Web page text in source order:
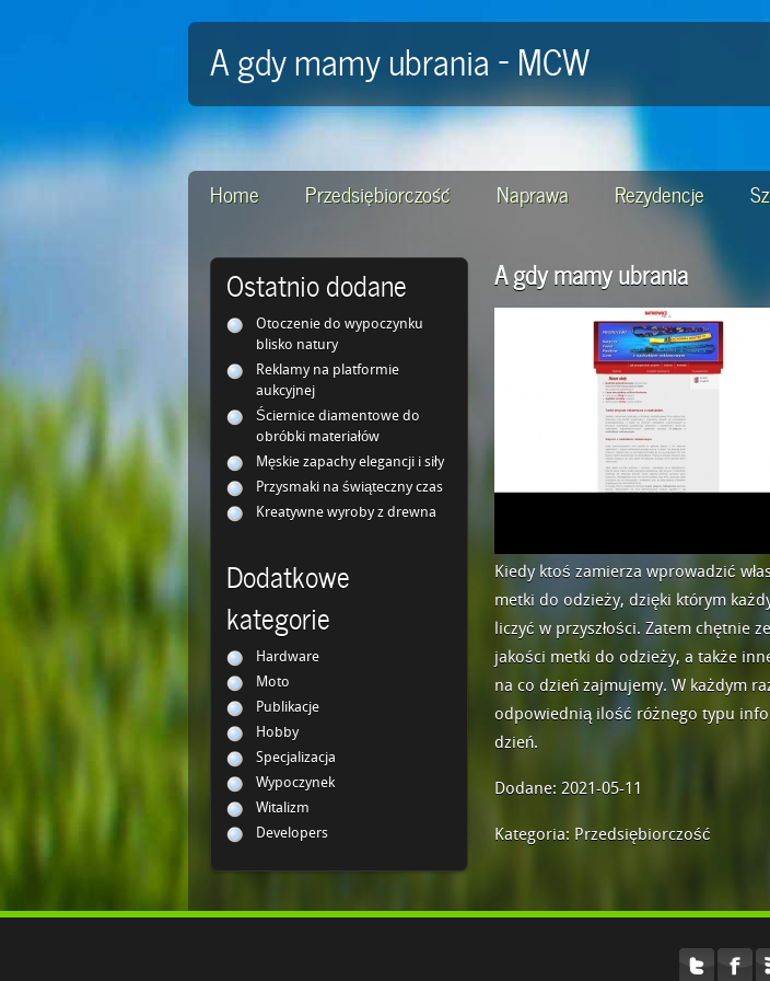
A gdy mamy ubrania - MCW
Home Przedsiębiorczość Naprawa Rezydencje
Ostatnio dodane
Otoczenie do wypoczynku
blisko natury
Reklamy na platformie
aukcyjnej
Ściernice diamentowe do
obróbki materiałów
Męskie zapachy elegancji i siły
Przysmaki na świąteczny czas
Kreatywne wyroby z drewna
Dodatkowe
kategorie
Hardware
Moto
Publikacje
Hobby
Specjalizacja
Wypoczynek
Witalizm
Developers
A gdy mamy ubrania
Kiedy ktoś zamierza wprowadzić
metki do odzieży, dzięki którym
liczyć w przyszłości. Zatem chętnie
jakości metki do odzieży, a także
na co dzień zajmujemy. W każdym
odpowiednią ilość różnego typu
dzień.
Dodane: 2021-05-11
Kategoria: Przedsiębiorczość